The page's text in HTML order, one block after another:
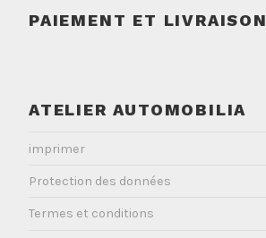
PAIEMENT ET LIVRAISON
ATELIER AUTOMOBILIA
imprimer
Protection des données
Termes et conditions